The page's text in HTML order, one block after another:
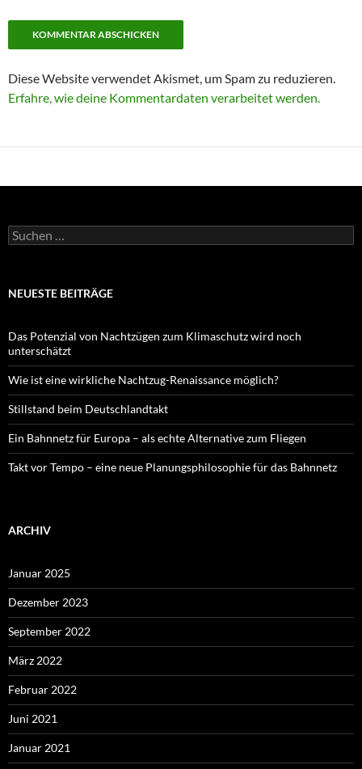
Diese Website verwendet Akismet, um Spam zu reduzieren.
Erfahre, wie deine Kommentardaten verarbeitet werden.
Suchen
nach:
NEUESTE BEITRÄGE
Das Potenzial von Nachtzügen zum Klimaschutz wird noch
unterschätzt
Wie ist eine wirkliche Nachtzug-Renaissance möglich?
Stillstand beim Deutschlandtakt
Ein Bahnnetz für Europa – als echte Alternative zum Fliegen
Takt vor Tempo – eine neue Planungsphilosophie für das Bahnnetz
ARCHIV
Januar 2025
Dezember 2023
September 2022
März 2022
Februar 2022
Juni 2021
Januar 2021